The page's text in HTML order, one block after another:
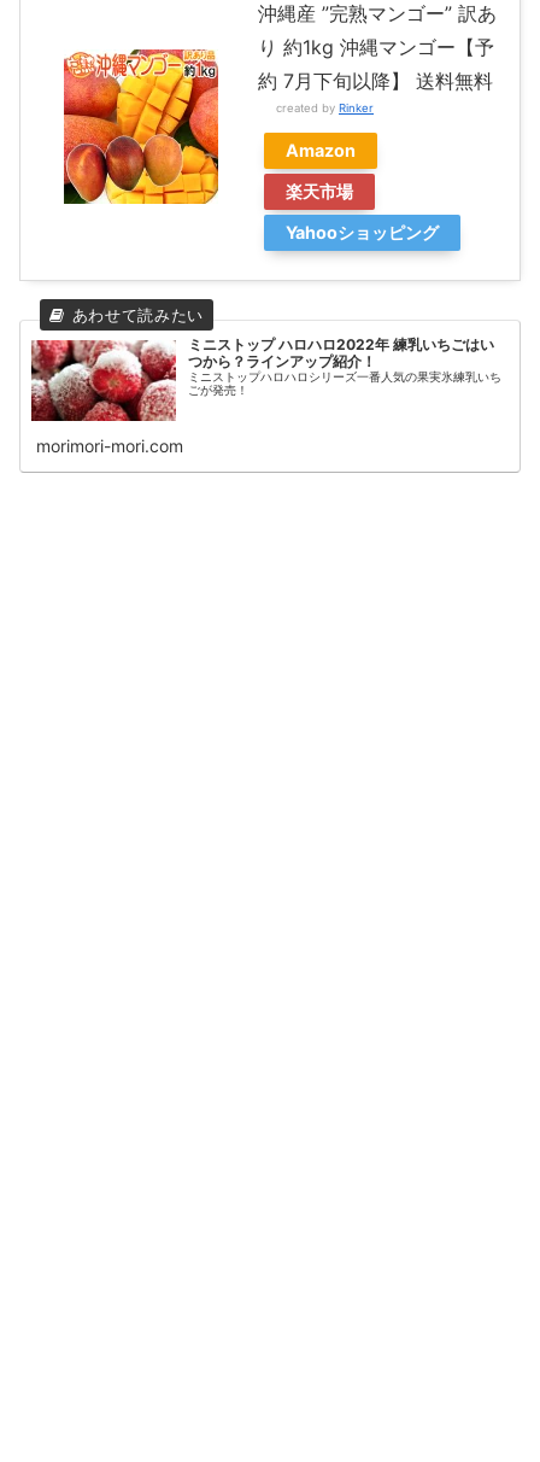
沖縄産 ”完熟マンゴー” 訳あ
り 約1kg 沖縄マンゴー【予
約 7月下旬以降】 送料無料
created by Rinker
Amazon
楽天市場
Yahooショッピング
ミニストップ ハロハロ2022年 練乳いちごはい
つから？ラインアップ紹介！
ミニストップハロハロシリーズ一番人気の果実氷練乳いち
ごが発売！
morimori-mori.com